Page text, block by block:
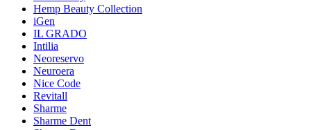
Hemp Beauty Collection
iGen
IL GRADO
Intilia
Neoreservo
Neuroera
Nice Code
Revitall
Sharme
Sharme Dent